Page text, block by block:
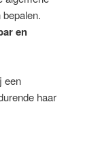
en
een
haar